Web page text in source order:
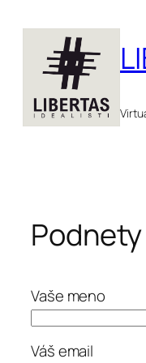
obsah
Podnety
Vaše meno
Váš email